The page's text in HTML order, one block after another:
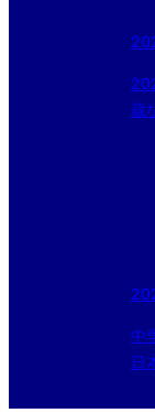
蔵
中
日